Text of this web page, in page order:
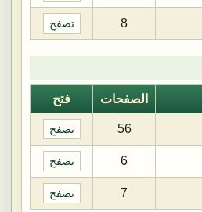
8 تصفح
الصفحات فتح
56 تصفح
6 تصفح
7 تصفح